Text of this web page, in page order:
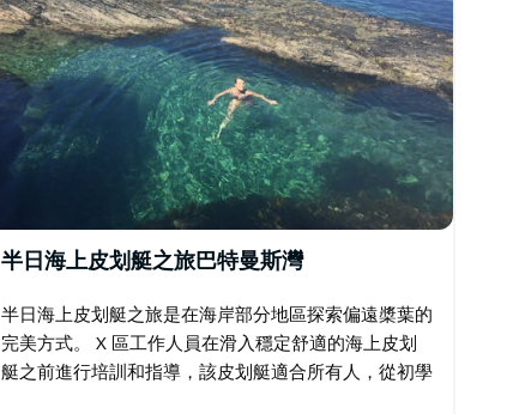
半日海上皮划艇之旅巴特曼斯灣
半日海上皮划艇之旅是在海岸部分地區探索偏遠槳葉的
完美方式。 X 區工作人員在滑入穩定舒適的海上皮划
艇之前進行培訓和指導，該皮划艇適合所有人，從初學